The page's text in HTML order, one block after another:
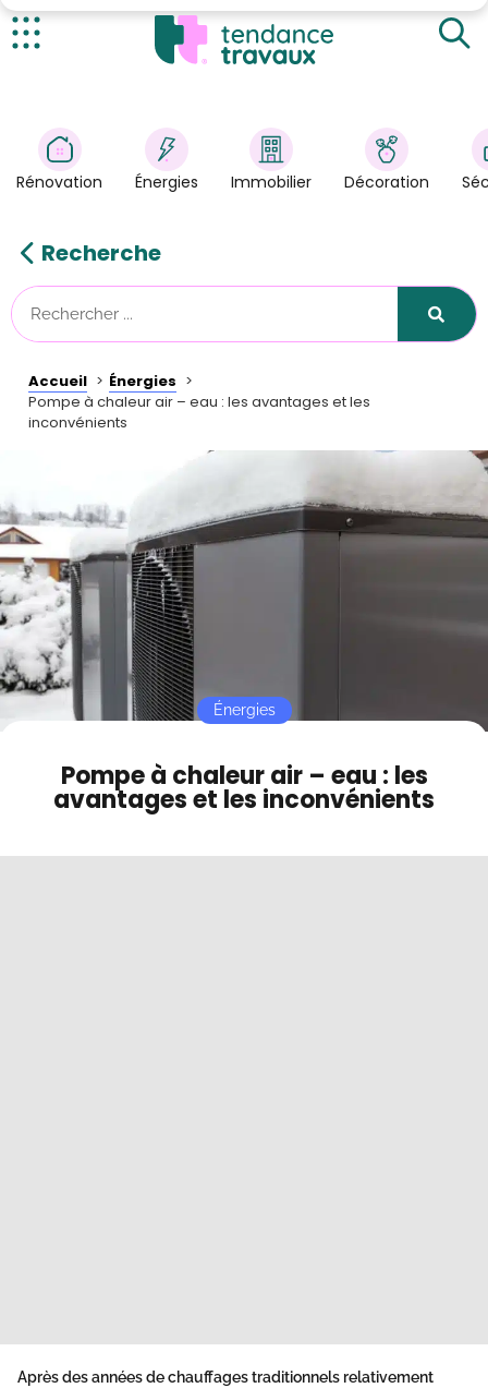
Énergies
Immobilier
Astuces/DIY
Tendance Travaux
Kit partenaire
Contact
Mode sombre
Rénovation Énergies Immobilier Décoration
Recherche
Accueil
Énergies
Pompe à chaleur air – eau : les avantages et les
inconvénients
Pompe à chaleur air - eau : présentation
Pompe à chaleur air - eau : ses avantages
Pompe à chaleur air – eau : les
avantages et les inconvénients
Énergies
Après des années de chauffages traditionnels relativement